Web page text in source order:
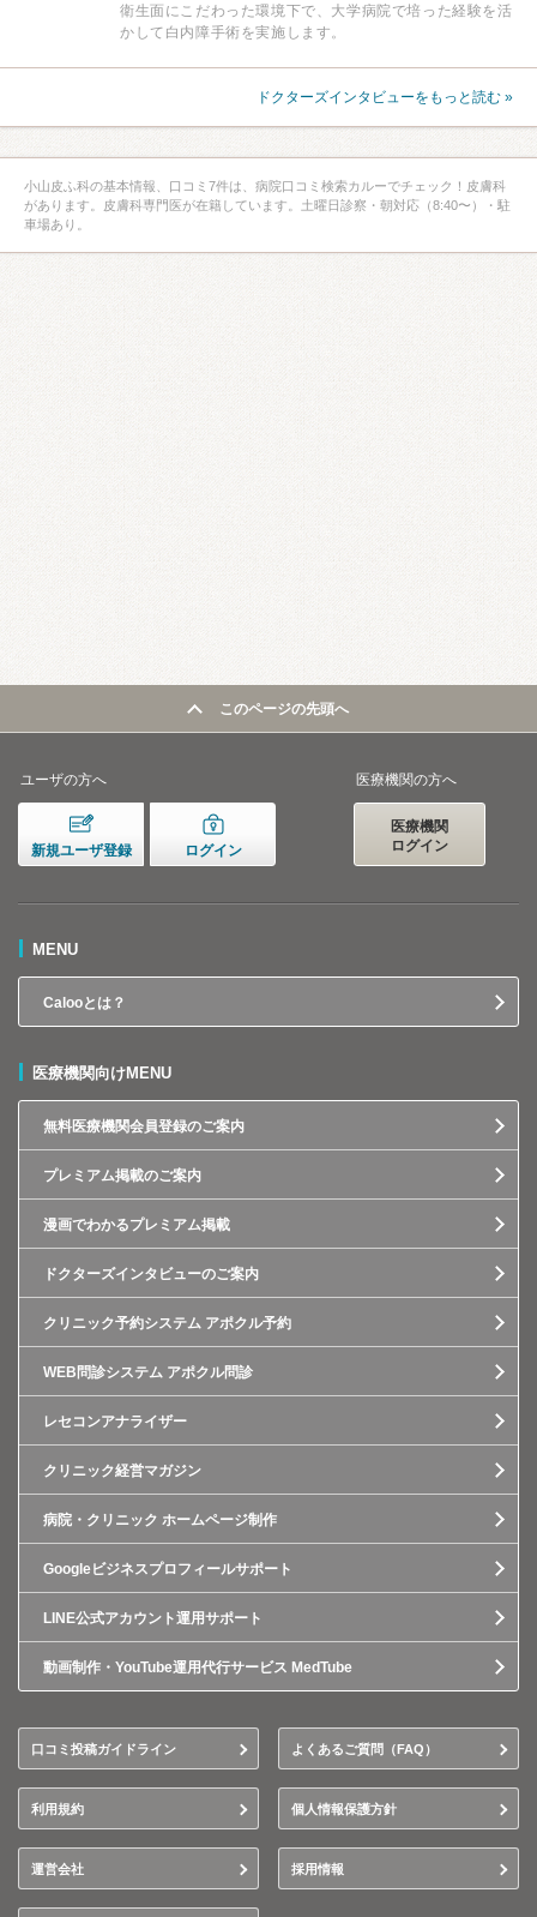
衛生面にこだわった環境下で、大学病院で培った経験を活
かして白内障手術を実施します。
ドクターズインタビューをもっと読む »
小山皮ふ科の基本情報、口コミ7件は、病院口コミ検索カルーでチェック！皮膚科
があります。皮膚科専門医が在籍しています。土曜日診察・朝対応（8:40〜）・駐
車場あり。
このページの先頭へ
ユーザの方へ
新規ユーザ登録 ログイン
医療機関の方へ
医療機関
ログイン
MENU
Calooとは？
医療機関向けMENU
無料医療機関会員登録のご案内
プレミアム掲載のご案内
漫画でわかるプレミアム掲載
ドクターズインタビューのご案内
クリニック予約システム アポクル予約
WEB問診システム アポクル問診
レセコンアナライザー
クリニック経営マガジン
病院・クリニック ホームページ制作
Googleビジネスプロフィールサポート
LINE公式アカウント運用サポート
動画制作・YouTube運用代行サービス MedTube
口コミ投稿ガイドライン よくあるご質問（FAQ）
利用規約 個人情報保護方針
運営会社 採用情報